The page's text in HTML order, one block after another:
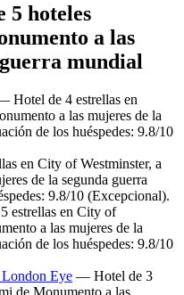
5 hoteles
a las
mundial
Hotel de 4 estrellas en
a las mujeres de la
de los huéspedes: 9.8/10
en City of Westminster, a
de la segunda guerra
9.8/10 (Excepcional).
estrellas en City of
a las mujeres de la
de los huéspedes: 9.8/10
Eye — Hotel de 3
de Monumento a las